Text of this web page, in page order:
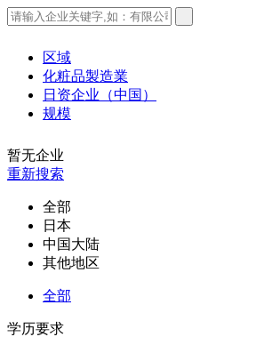
区域
化粧品製造業
日资企业（中国）
规模
暂无企业
重新搜索
全部
日本
中国大陆
其他地区
全部
学历要求